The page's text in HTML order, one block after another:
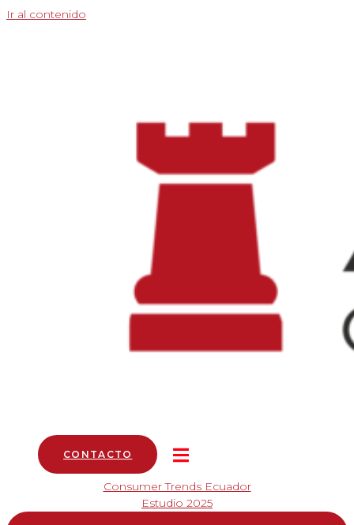
Ir al contenido
CONTACTO
Consumer Trends Ecuador
Estudio 2025